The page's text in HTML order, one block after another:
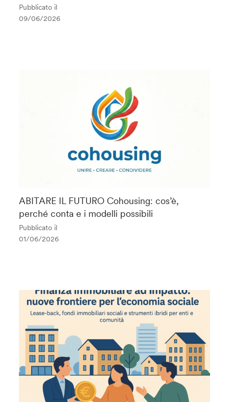
Pubblicato il
09/06/2026
ABITARE IL FUTURO Cohousing: cos’è,
perché conta e i modelli possibili
Pubblicato il
01/06/2026